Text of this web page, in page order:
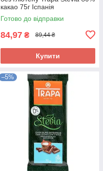
какао 75г Іспанія
Готово до відправки
84,97 ₴ 89,44 ₴
Купити
–5%